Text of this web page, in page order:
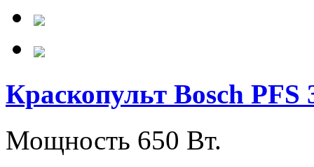
Краскопульт Bosch PFS
Мощность 650 Вт.